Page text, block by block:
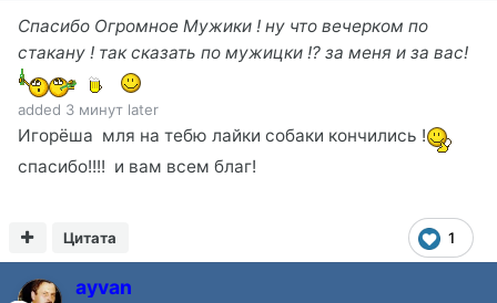
Спасибо Огромное Мужики ! ну что вечерком по
стакану ! так сказать по мужицки !? за меня и за вас!
added 3 минут later
Игорёша мля на тебю лайки собаки кончились !
спасибо!!!! и вам всем благ!
1
Цитата
ayvan